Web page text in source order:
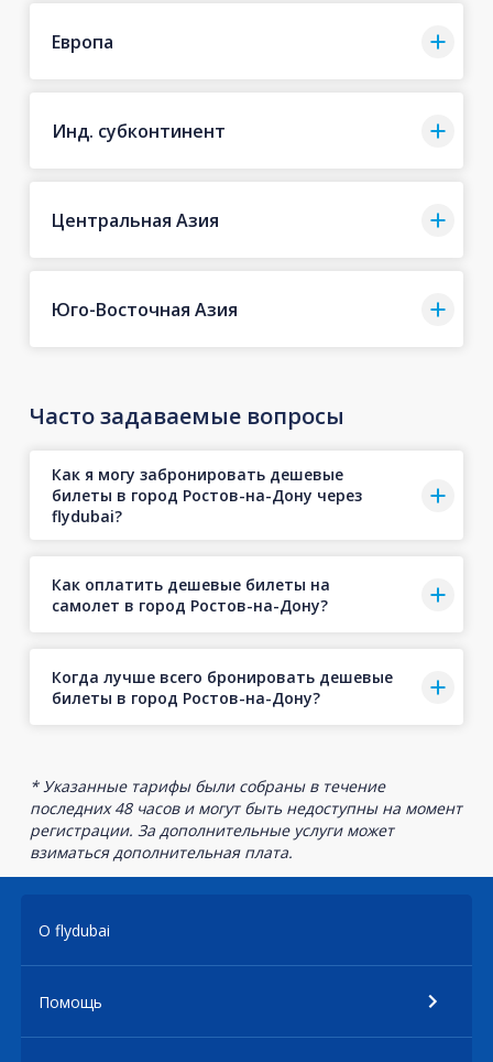
Европа
Инд. субконтинент
Центральная Азия
Юго-Восточная Азия
Часто задаваемые вопросы
Как я могу забронировать дешевые
билеты в город Ростов-на-Дону через
flydubai?
Как оплатить дешевые билеты на
самолет в город Ростов-на-Дону?
Когда лучше всего бронировать дешевые
билеты в город Ростов-на-Дону?
* Указанные тарифы были собраны в течение
последних 48 часов и могут быть недоступны на момент
регистрации. За дополнительные услуги может
взиматься дополнительная плата.
О flydubai
Помощь